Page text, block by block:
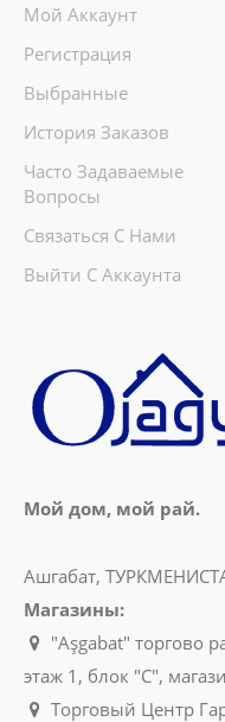
Гладильная
MM128
дизайн позволяет
глажения и ут..
Мой Аккаунт
Регистрация
Выбранные
История Заказов
Часто Задаваемые
Вопросы
Связаться С Нами
Выйти С Аккаунта
Мой дом, мой рай.
Ашгабат,
Магазины:
"Aşgabat" торгово
этаж 1, блок "C",
Торговый Центр